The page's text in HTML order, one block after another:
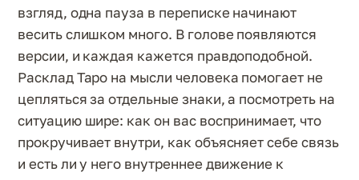
взгляд, одна пауза в переписке начинают
весить слишком много. В голове появляются
версии, и каждая кажется правдоподобной.
Расклад Таро на мысли человека помогает не
цепляться за отдельные знаки, а посмотреть на
ситуацию шире: как он вас воспринимает, что
прокручивает внутри, как объясняет себе связь
и есть ли у него внутреннее движение к